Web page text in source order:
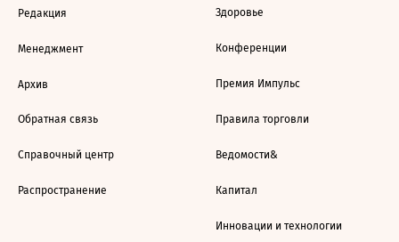
Редакция
Менеджмент
Архив
Обратная связь
Справочный центр
Распространение
Здоровье
Конференции
Премия Импульс
Правила торговли
Ведомости&
Капитал
Инновации и технологии